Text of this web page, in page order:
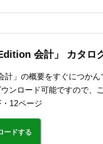
会計」 カタロ
計」の概要をすぐにつか
ンロード可能ですので、
12ページ
ードする